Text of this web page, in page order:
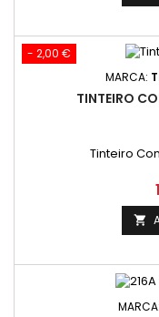
- 2,00 €
MARCA:
TINTEIRO
Tinteiro

MARCA: